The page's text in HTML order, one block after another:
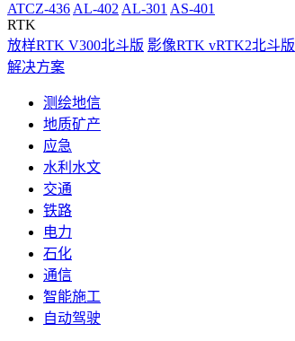
ATCZ-436 AL-402 AL-301 AS-401
RTK
放样RTK V300北斗版 影像RTK vRTK2北斗版
解决方案
测绘地信
地质矿产
应急
水利水文
交通
铁路
电力
石化
通信
智能施工
自动驾驶